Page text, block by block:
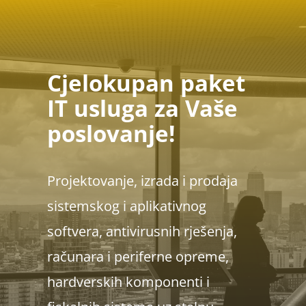
Cjelokupan paket
IT usluga za Vaše
poslovanje!
Projektovanje, izrada i prodaja
sistemskog i aplikativnog
softvera, antivirusnih rješenja,
računara i periferne opreme,
hardverskih komponenti i